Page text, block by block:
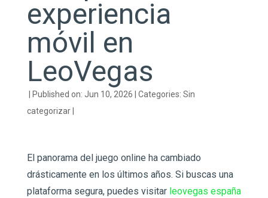
experiencia
móvil en
LeoVegas
Published on: Jun 10, 2026 Categories: Sin
categorizar
El panorama del juego online ha cambiado
drásticamente en los últimos años. Si buscas una
plataforma segura, puedes visitar leovegas españa